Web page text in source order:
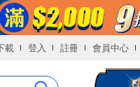
載 登入 註冊 會員中心